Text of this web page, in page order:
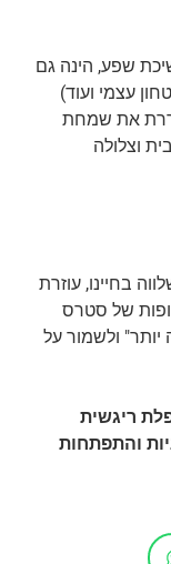
שפע, הינה גם
עצמי ועוד)
את שמחת
וצלולה
בחיינו, עוזרת
של סטרס
ולשמור על
ריגשית
והתפתחות